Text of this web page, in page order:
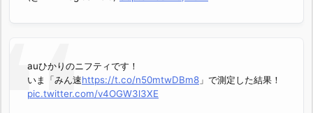
auひかりのニフティです！
いま「みん速https://t.co/n50mtwDBm8 」で測定した結果！
pic.twitter.com/v4OGW3l3XE